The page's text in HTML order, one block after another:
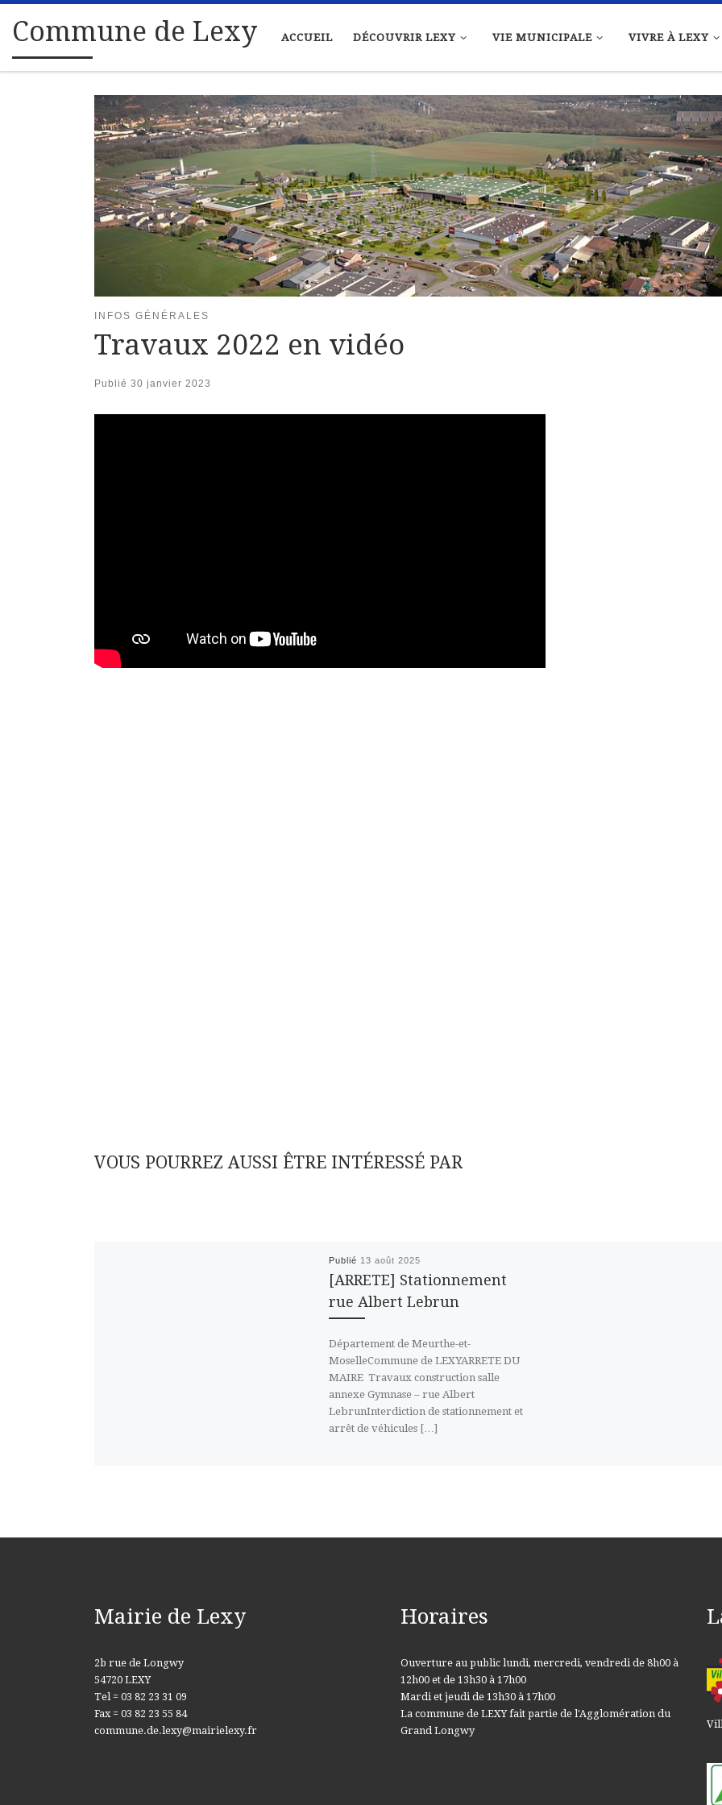
Passer au contenu
Commune de Lexy ACCUEIL DÉCOUVRIR LEXY VIE MUNICIPALE VIVRE À LEXY
INFOS GÉNÉRALES
Travaux 2022 en vidéo
Publié 30 janvier 2023
VOUS POURREZ AUSSI ÊTRE INTÉRESSÉ PAR
Publié 13 août 2025
[ARRETE] Stationnement
rue Albert Lebrun
Département de Meurthe-et-
MoselleCommune de LEXYARRETE DU
MAIRE Travaux construction salle
annexe Gymnase – rue Albert
LebrunInterdiction de stationnement et
arrêt de véhicules […]
Mairie de Lexy
2b rue de Longwy
54720 LEXY
Tel = 03 82 23 31 09
Fax = 03 82 23 55 84
commune.de.lexy@mairielexy.fr
Horaires
Ouverture au public lundi, mercredi, vendredi de 8h00 à
12h00 et de 13h30 à 17h00
Mardi et jeudi de 13h30 à 17h00
La commune de LEXY fait partie de l'Agglomération du
Grand Longwy